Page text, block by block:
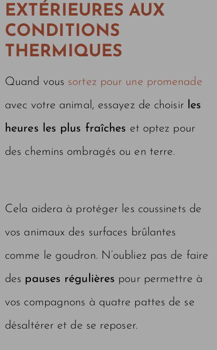
EXTÉRIEURES AUX
CONDITIONS
THERMIQUES
Quand vous sortez pour une promenade
avec votre animal, essayez de choisir
les
heures les plus fraîches et optez pour
des chemins ombragés ou en terre.
Cela aidera à protéger les coussinets de
vos animaux des surfaces brûlantes
comme le goudron. N’oubliez pas de faire
des pauses régulières pour permettre à
vos compagnons à quatre pattes de se
désaltérer et de se reposer.